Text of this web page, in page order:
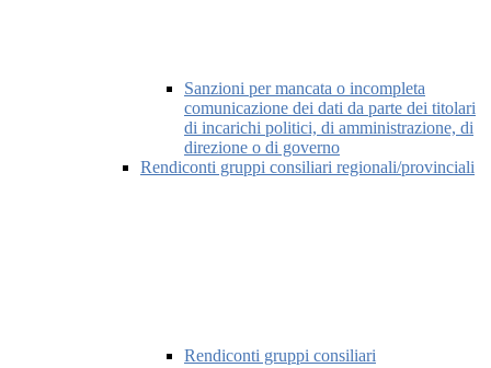
Sanzioni per mancata o incompleta
comunicazione dei dati da parte dei titolari
di incarichi politici, di amministrazione, di
direzione o di governo
Rendiconti gruppi consiliari regionali/provinciali
Rendiconti gruppi consiliari